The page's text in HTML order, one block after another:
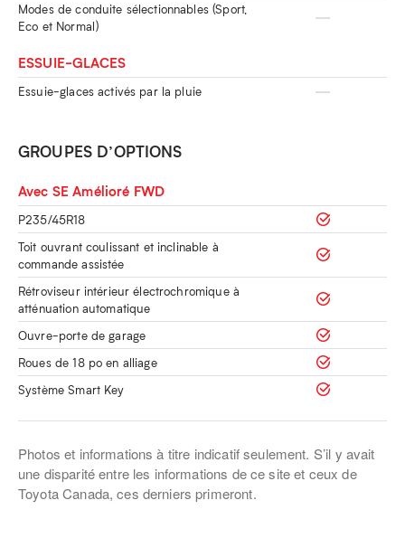
Modes de conduite sélectionnables (Sport,
Eco et Normal)
ESSUIE-GLACES
Essuie-glaces activés par la pluie
GROUPES D’OPTIONS
Avec SE Amélioré FWD
P235/45R18
Toit ouvrant coulissant et inclinable à
commande assistée
Rétroviseur intérieur électrochromique à
atténuation automatique
Ouvre-porte de garage
Roues de 18 po en alliage
Système Smart Key
Photos et informations à titre indicatif seulement. S’il y avait
une disparité entre les informations de ce site et ceux de
Toyota Canada, ces derniers primeront.